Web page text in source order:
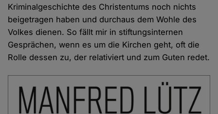
Kriminalgeschichte des Christentums noch nichts
beigetragen haben und durchaus dem Wohle des
Volkes dienen. So fällt mir in stiftungsinternen
Gesprächen, wenn es um die Kirchen geht, oft die
Rolle dessen zu, der relativiert und zum Guten redet.